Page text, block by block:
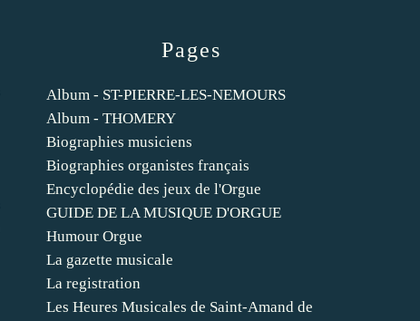
Pages
Album - ST-PIERRE-LES-NEMOURS
Album - THOMERY
Biographies musiciens
Biographies organistes français
Encyclopédie des jeux de l'Orgue
GUIDE DE LA MUSIQUE D'ORGUE
Humour Orgue
La gazette musicale
La registration
Les Heures Musicales de Saint-Amand de